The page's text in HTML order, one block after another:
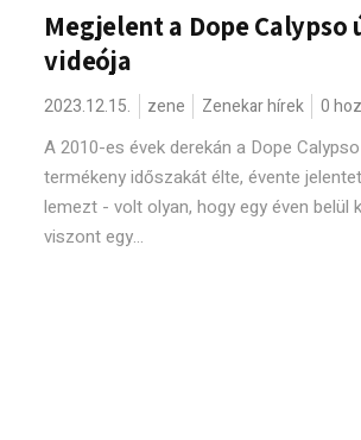
Megjelent a Dope Calypso
videója
2023.12.15. zene Zenekar hírek 0
A 2010-es évek derekán a Dope
termékeny időszakát élte, évente
lemezt - volt olyan, hogy egy éven
viszont egy...